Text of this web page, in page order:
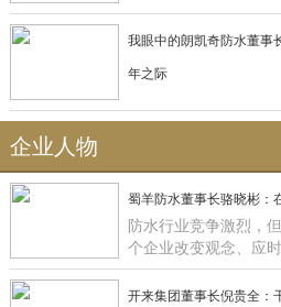
我眼中的朗凯奇防水董
年之际
企业人物
蜀羊防水董事长骆晓彬：
防水行业竞争激烈，
个企业改变观念、应
场获得一席之地，正
行！
开来集团董事长倪贵全：